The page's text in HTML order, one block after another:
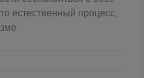
естественный процесс,